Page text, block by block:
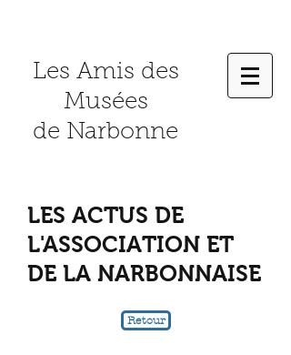
Les Amis des
Musées
de Narbonne
LES ACTUS DE
L'ASSOCIATION ET
DE LA NARBONNAISE
Retour